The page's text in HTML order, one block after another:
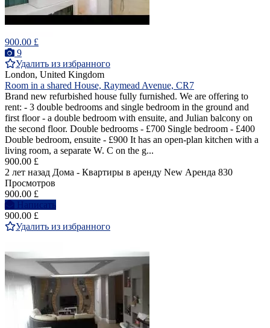
900.00 £
9
Удалить из избранного
London, United Kingdom
Room in a shared House, Raymead Avenue, CR7
Brand new refurbished house fully furnished. We are offering to
rent: - 3 double bedrooms and single bedroom in the ground and
first floor - a double bedroom with ensuite, and Julian balcony on
the second floor. Double bedrooms - £700 Single bedroom - £400
Double bedroom, ensuite - £900 It has an open-plan kitchen with a
living room, a separate W. C on the g...
900.00 £
2 лет назад Дома - Квартиры в аренду New Аренда 830
Просмотров
900.00 £
Написать
900.00 £
Удалить из избранного